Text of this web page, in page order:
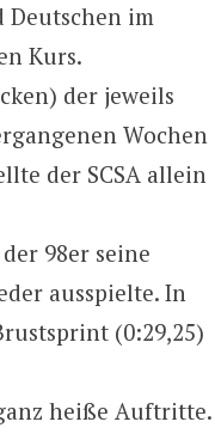
Deutschen im
Kurs.
der jeweils
Wochen
der SCSA allein
98er seine
ausspielte. In
(0:29,25)
heiße Auftritte.